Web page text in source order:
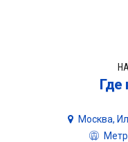
Где
Москва,